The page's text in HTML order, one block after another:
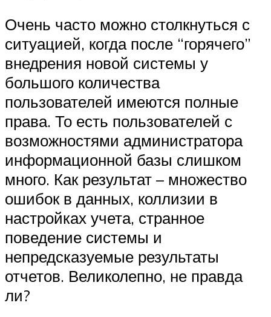
Очень часто можно столкнуться с
ситуацией, когда после “горячего”
внедрения новой системы у
большого количества
пользователей имеются полные
права. То есть пользователей с
возможностями администратора
информационной базы слишком
много. Как результат – множество
ошибок в данных, коллизии в
настройках учета, странное
поведение системы и
непредсказуемые результаты
отчетов. Великолепно, не правда
ли?